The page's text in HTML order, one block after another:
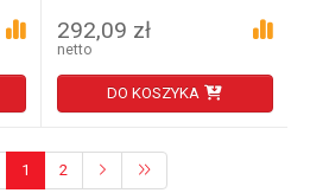
292,09 zł
netto
DO KOSZYKA
1 2